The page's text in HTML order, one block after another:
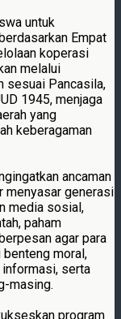
untuk
Empat
koperasi
melalui
sesuai Pancasila,
1945, menjaga
yang
keberagaman
ancaman
menyasar generasi
media sosial,
paham
agar para
moral,
serta
masing.
program